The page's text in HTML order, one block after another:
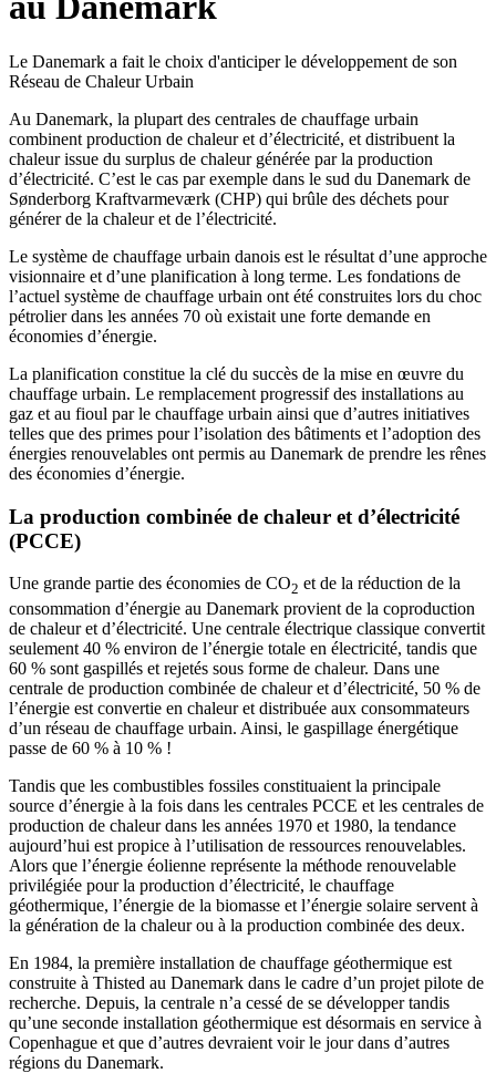
Le Danemark a fait le choix d'anticiper le développement de son
Réseau de Chaleur Urbain
Au Danemark, la plupart des centrales de chauffage urbain
combinent production de chaleur et d’électricité, et distribuent la
chaleur issue du surplus de chaleur générée par la production
d’électricité. C’est le cas par exemple dans le sud du Danemark de
Sønderborg Kraftvarmeværk (CHP) qui brûle des déchets pour
générer de la chaleur et de l’électricité.
Le système de chauffage urbain danois est le résultat d’une approche
visionnaire et d’une planification à long terme. Les fondations de
l’actuel système de chauffage urbain ont été construites lors du choc
pétrolier dans les années 70 où existait une forte demande en
économies d’énergie.
La planification constitue la clé du succès de la mise en œuvre du
chauffage urbain. Le remplacement progressif des installations au
gaz et au fioul par le chauffage urbain ainsi que d’autres initiatives
telles que des primes pour l’isolation des bâtiments et l’adoption des
énergies renouvelables ont permis au Danemark de prendre les rênes
des économies d’énergie.
La production combinée de chaleur et d’électricité
(PCCE)
Une grande partie des économies de CO2 et de la réduction de la
consommation d’énergie au Danemark provient de la coproduction
de chaleur et d’électricité. Une centrale électrique classique convertit
seulement 40 % environ de l’énergie totale en électricité, tandis que
60 % sont gaspillés et rejetés sous forme de chaleur. Dans une
centrale de production combinée de chaleur et d’électricité, 50 % de
l’énergie est convertie en chaleur et distribuée aux consommateurs
d’un réseau de chauffage urbain. Ainsi, le gaspillage énergétique
passe de 60 % à 10 % !
Tandis que les combustibles fossiles constituaient la principale
source d’énergie à la fois dans les centrales PCCE et les centrales de
production de chaleur dans les années 1970 et 1980, la tendance
aujourd’hui est propice à l’utilisation de ressources renouvelables.
Alors que l’énergie éolienne représente la méthode renouvelable
privilégiée pour la production d’électricité, le chauffage
géothermique, l’énergie de la biomasse et l’énergie solaire servent à
la génération de la chaleur ou à la production combinée des deux.
En 1984, la première installation de chauffage géothermique est
construite à Thisted au Danemark dans le cadre d’un projet pilote de
recherche. Depuis, la centrale n’a cessé de se développer tandis
qu’une seconde installation géothermique est désormais en service à
Copenhague et que d’autres devraient voir le jour dans d’autres
régions du Danemark.